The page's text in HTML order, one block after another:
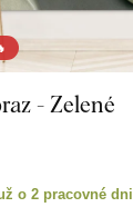
Šport
- Zelené
o 2 pracovné dni